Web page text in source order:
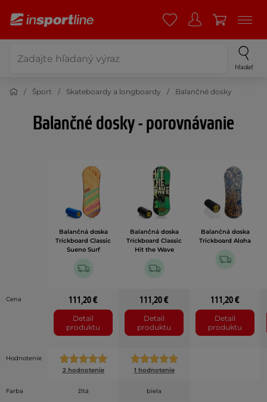
hľadať
Šport Skateboardy a longboardy Balančné dosky
Balančné dosky - porovnávanie
Balančná doska
Trickboard Classic
Sueno Surf
Balančná doska
Trickboard Classic
Hit the Wave
Balančná doska
Trickboard Aloha
Cena 111,20 €
Detail
produktu
111,20 €
Detail
produktu
111,20 €
Detail
produktu
Hodnotenie
2 hodnotenie
1 hodnotenie
Farba žltá biela